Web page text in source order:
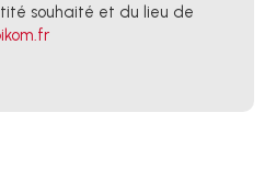
souhaité et du lieu de